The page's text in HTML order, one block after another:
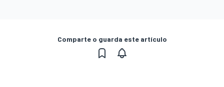
Comparte o guarda este artículo